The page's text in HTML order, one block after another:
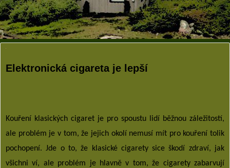
Elektronická cigareta je lepší
Kouření klasických cigaret je pro spoustu lidí běžnou záležitostí,
ale problém je v tom, že jejich okolí nemusí mít pro kouření tolik
pochopení. Jde o to, že klasické cigarety sice škodí zdraví, jak
všichni ví, ale problém je hlavně v tom, že cigarety zabarvují